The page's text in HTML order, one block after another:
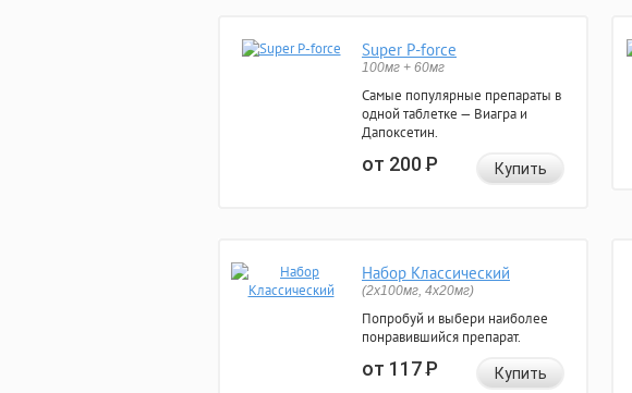
Super P-force
100мг + 60мг
Самые популярные препараты в
одной таблетке — Виагра и
Дапоксетин.
от 200Р Купить
Набор Классический
(2x100мг, 4x20мг)
Попробуй и выбери наиболее
понравившийся препарат.
от 117Р Купить